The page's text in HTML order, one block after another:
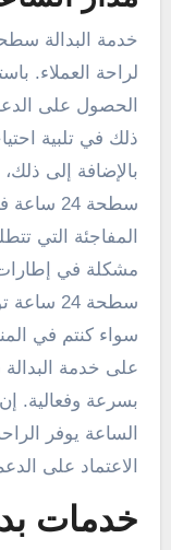
الحصول على
ذلك في تلبية
بالإضافة إلى
سطحة 24
المفاجئة التي
مشكلة في إطارات
سطحة
سواء كنتم في
بسرعة وفعالية.
الساعة يوفر
الاعتماد على
خدمات